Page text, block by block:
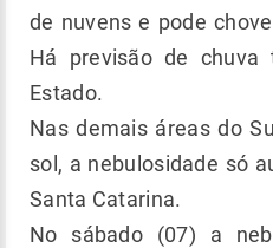
de nuvens e pode
Há previsão de
Estado.
Nas demais áreas do
sol, a nebulosidade só
Santa Catarina.
No sábado (07) a